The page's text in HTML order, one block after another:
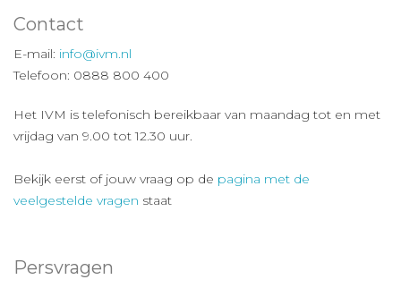
Contact
E-mail: info@ivm.nl
Telefoon: 0888 800 400
Het IVM is telefonisch bereikbaar van maandag tot en met
vrijdag van 9.00 tot 12.30 uur.
Bekijk eerst of jouw vraag op de pagina met de
veelgestelde vragen staat
Persvragen